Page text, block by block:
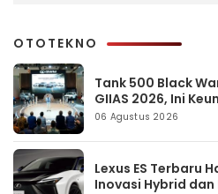
OTOTEKNO
Tank 500 Black
GIIAS 2026, Ini
06 Agustus 2026
Lexus ES Terbaru
Inovasi Hybrid